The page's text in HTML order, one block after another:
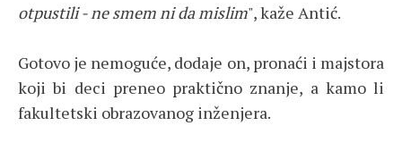
otpustili - ne smem ni da mislim", kaže Antić.
Gotovo je nemoguće, dodaje on, pronaći i majstora
koji bi deci preneo praktično znanje, a kamo li
fakultetski obrazovanog inženjera.